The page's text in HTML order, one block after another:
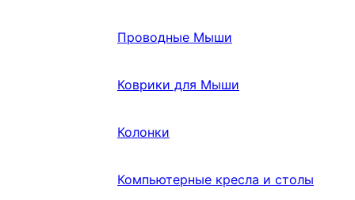
Проводные Мыши
Коврики для Мыши
Колонки
Компьютерные кресла и столы